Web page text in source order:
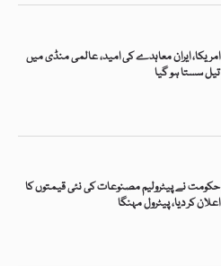
امریکا، ایران معاہدے کی امید، عالمی منڈی میں
تیل سستا ہو گیا
حکومت نے پیٹرولیم مصنوعات کی نئی قیمتوں کا
اعلان کر دیا، پیٹرول مہنگا